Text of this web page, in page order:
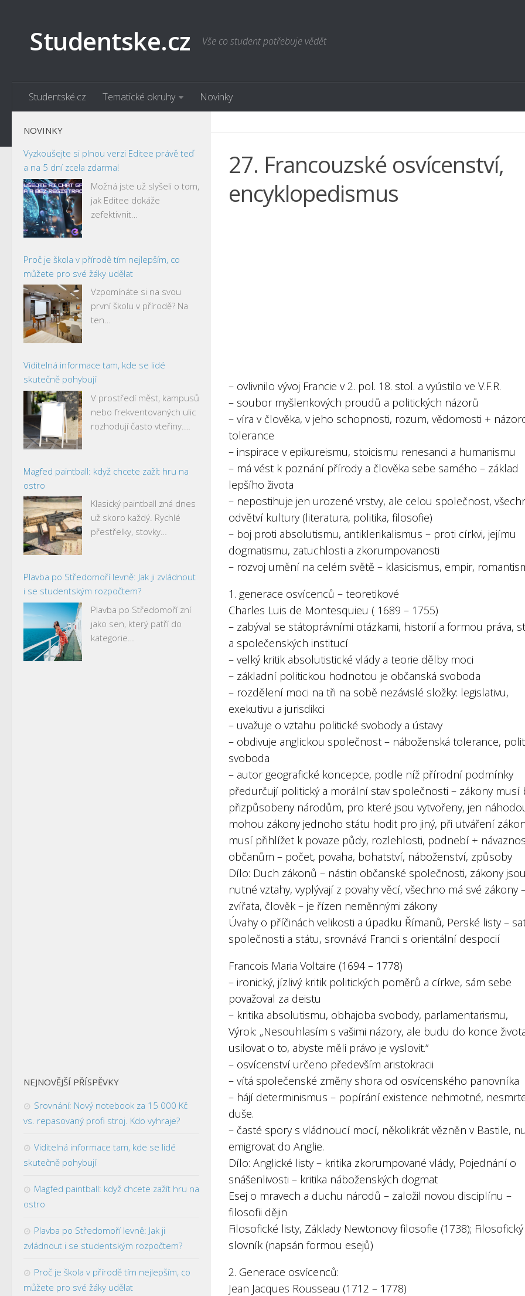
Studentske.cz Vše co student potřebuje vědět
Studentské.cz Tematické okruhy Novinky
27. Francouzské osvícenství,
encyklopedismus
– ovlivnilo vývoj Francie v 2. pol. 18. stol. a vyústilo ve V.F.R.
– soubor myšlenkových proudů a politických názorů
– víra v člověka, v jeho schopnosti, rozum, vědomosti +
tolerance
– inspirace v epikureismu, stoicismu renesanci a humanismu
– má vést k poznání přírody a člověka sebe samého – základ
lepšího života
– nepostihuje jen urozené vrstvy, ale celou společnost,
odvětví kultury (literatura, politika, filosofie)
– boj proti absolutismu, antiklerikalismus – proti církvi, jejímu
dogmatismu, zatuchlosti a zkorumpovanosti
– rozvoj umění na celém světě – klasicismus, empir,
1. generace osvícenců – teoretikové
Charles Luis de Montesquieu ( 1689 – 1755)
– zabýval se státoprávními otázkami, historií a formou práva,
a společenských institucí
– velký kritik absolutistické vlády a teorie dělby moci
– základní politickou hodnotou je občanská svoboda
– rozdělení moci na tři na sobě nezávislé složky: legislativu,
exekutivu a jurisdikci
– uvažuje o vztahu politické svobody a ústavy
– obdivuje anglickou společnost – náboženská tolerance,
svoboda
– autor geografické koncepce, podle níž přírodní podmínky
předurčují politický a morální stav společnosti – zákony musí
přizpůsobeny národům, pro které jsou vytvořeny, jen
mohou zákony jednoho státu hodit pro jiný, při utváření
musí přihlížet k povaze půdy, rozlehlosti, podnebí +
občanům – počet, povaha, bohatství, náboženství, způsoby
Dílo: Duch zákonů – nástin občanské společnosti, zákony jsou
nutné vztahy, vyplývají z povahy věcí, všechno má své zákony
zvířata, člověk – je řízen neměnnými zákony
Úvahy o příčinách velikosti a úpadku Římanů, Perské listy –
společnosti a státu, srovnává Francii s orientální despocií
Francois Maria Voltaire (1694 – 1778)
– ironický, jízlivý kritik politických poměrů a církve, sám sebe
považoval za deistu
– kritika absolutismu, obhajoba svobody, parlamentarismu,
Výrok: „Nesouhlasím s vašimi názory, ale budu do konce
usilovat o to, abyste měli právo je vyslovit.“
– osvícenství určeno především aristokracii
– vítá společenské změny shora od osvícenského panovníka
– hájí determinismus – popírání existence nehmotné,
duše.
– časté spory s vládnoucí mocí, několikrát vězněn v Bastile,
emigrovat do Anglie.
Dílo: Anglické listy – kritika zkorumpované vlády, Pojednání o
snášenlivosti – kritika náboženských dogmat
Esej o mravech a duchu národů – založil novou disciplínu –
filosofii dějin
Filosofické listy, Základy Newtonovy filosofie (1738); Filosofický
slovník (napsán formou esejů)
2. Generace osvícenců:
Jean Jacques Rousseau (1712 – 1778)
NOVINKY
Vyzkoušejte si plnou verzi Editee právě teď
a na 5 dní zcela zdarma!
Možná jste už slyšeli o tom,
jak Editee dokáže
zefektivnit…
Proč je škola v přírodě tím nejlepším, co
můžete pro své žáky udělat
Vzpomínáte si na svou
první školu v přírodě? Na
ten…
Viditelná informace tam, kde se lidé
skutečně pohybují
V prostředí měst, kampusů
nebo frekventovaných ulic
rozhodují často vteřiny.…
Magfed paintball: když chcete zažít hru na
ostro
Klasický paintball zná dnes
už skoro každý. Rychlé
přestřelky, stovky…
Plavba po Středomoří levně: Jak ji zvládnout
i se studentským rozpočtem?
Plavba po Středomoří zní
jako sen, který patří do
kategorie…
NEJNOVĚJŠÍ PŘÍSPĚVKY
Srovnání: Nový notebook za 15 000 Kč
vs. repasovaný profi stroj. Kdo vyhraje?
Viditelná informace tam, kde se lidé
skutečně pohybují
Magfed paintball: když chcete zažít hru na
ostro
Plavba po Středomoří levně: Jak ji
zvládnout i se studentským rozpočtem?
Proč je škola v přírodě tím nejlepším, co
můžete pro své žáky udělat